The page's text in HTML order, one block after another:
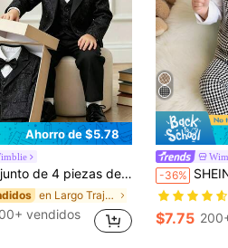
Ahorro de $5.78
camisa blanca de manga larga tejida con pajarita, chaleco de cuello en V de un solo botón, blazer de manga larga con solapa de jacquard negro de doble botonadura y pantalones de cintura elástica, adecuado para fiesta de cumpleaños, cena, boda, bautizo, celebración del primer cumpleaños, actuación de piano y violín
en Largo Trajes de bebé niño
vendidos
-36% SHEIN 2 piezas Conjunto casual de chaleco con botones y pantalones de cintura elástica
$7.75